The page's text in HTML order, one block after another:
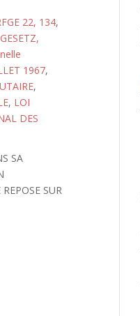
22, 134,
1967,
,
, LOI
DES
SA
SUR